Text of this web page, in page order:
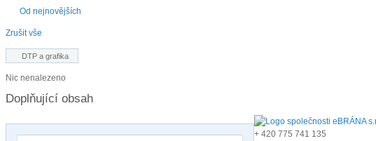
Od nejnovějších
Zrušit vše
DTP a grafika
Nic nenalezeno
Doplňující obsah
+ 420 775 741 135